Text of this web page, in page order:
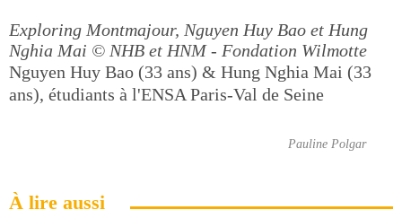
Exploring Montmajour, Nguyen Huy Bao et Hung
Nghia Mai © NHB et HNM - Fondation Wilmotte
Nguyen Huy Bao (33 ans) & Hung Nghia Mai (33
ans), étudiants à l'ENSA Paris-Val de Seine
Pauline Polgar
À lire aussi